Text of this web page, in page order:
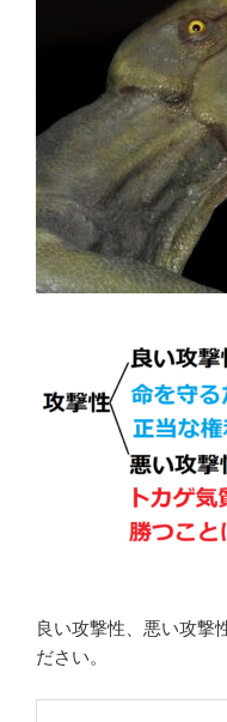
良い攻撃性、悪い攻撃
ださい。